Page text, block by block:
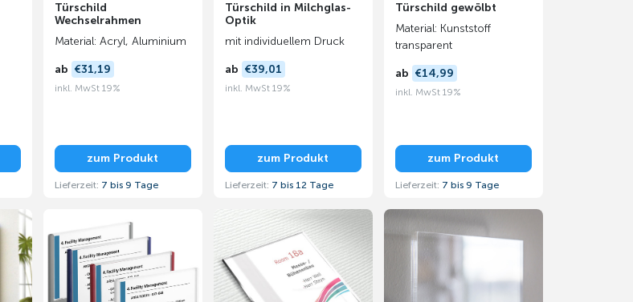
Türschild
Wechselrahmen
Material: Acryl, Aluminium
ab €31,19
inkl. MwSt 19%
zum Produkt
Lieferzeit: 7 bis 9 Tage
Türschild in Milchglas-
Optik
mit individuellem Druck
ab €39,01
inkl. MwSt 19%
zum Produkt
Lieferzeit: 7 bis 12 Tage
Türschild gewölbt
Material: Kunststoff
transparent
ab €14,99
inkl. MwSt 19%
zum Produkt
Lieferzeit: 7 bis 9 Tage